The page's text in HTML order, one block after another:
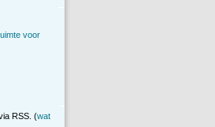
voor
RSS. (wat